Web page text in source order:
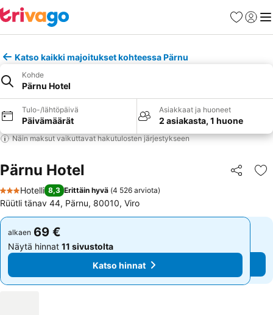
Suosikit
Katso kaikki majoitukset kohteessa Pärnu
Kohde
Pärnu Hotel
Tulo-/lähtöpäivä
Päivämäärät
Asiakkaat ja huoneet
2 asiakasta, 1 huone
Näin maksut vaikuttavat hakutulosten järjestykseen
Pärnu Hotel Jaa
3 Tähtiluokitus
Hotelli 8,3 Erittäin hyvä (4 526 arviota)
Rüütli tänav 44, Pärnu, 80010, Viro
alkaen 69 €
Näytä hinnat 11 sivustolta
Katso hinnat
alkaen 69 €
Näytä hinnat 11 sivustolta
Katso hinnat